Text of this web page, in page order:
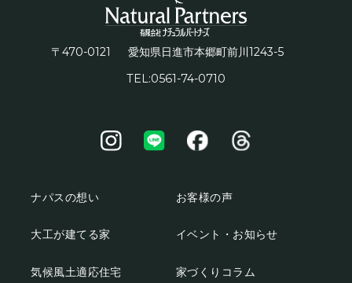
〒470-0121 愛知県日進市本郷町前川 1243-5
TEL:0561-74-0710
ナパスの想い
大工が建てる家
気候風土適応住宅
お客様の声
イベント・お知らせ
家づくりコラム